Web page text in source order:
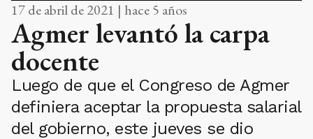
17 de abril de 2021 | hace 5 años
Agmer levantó la carpa
docente
Luego de que el Congreso de Agmer
definiera aceptar la propuesta salarial
del gobierno, este jueves se dio